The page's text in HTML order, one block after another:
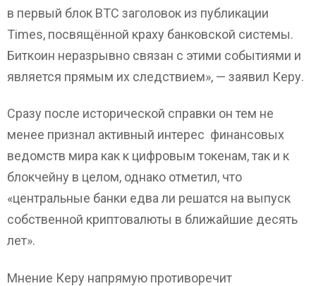
в первый блок BTC заголовок из публикации
Times, посвящённой краху банковской системы.
Биткоин неразрывно связан с этими событиями и
является прямым их следствием», — заявил Керу.
Сразу после исторической справки он тем не
менее признал активный интерес финансовых
ведомств мира как к цифровым токенам, так и к
блокчейну в целом, однако отметил, что
«центральные банки едва ли решатся на выпуск
собственной криптовалюты в ближайшие десять
лет».
Мнение Керу напрямую противоречит